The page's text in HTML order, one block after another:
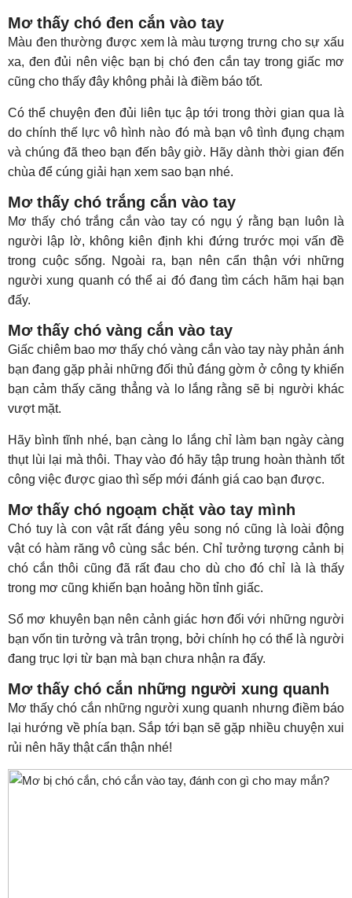
Mơ thấy chó đen cắn vào tay
Màu đen thường được xem là màu tượng trưng cho sự xấu
xa, đen đủi nên việc bạn bị chó đen cắn tay trong giấc mơ
cũng cho thấy đây không phải là điềm báo tốt.
Có thể chuyện đen đủi liên tục ập tới trong thời gian qua là
do chính thế lực vô hình nào đó mà bạn vô tình đụng chạm
và chúng đã theo bạn đến bây giờ. Hãy dành thời gian đến
chùa để cúng giải hạn xem sao bạn nhé.
Mơ thấy chó trắng cắn vào tay
Mơ thấy chó trắng cắn vào tay có ngụ ý rằng bạn luôn là
người lập lờ, không kiên định khi đứng trước mọi vấn đề
trong cuộc sống. Ngoài ra, bạn nên cẩn thận với những
người xung quanh có thể ai đó đang tìm cách hãm hại bạn
đấy.
Mơ thấy chó vàng cắn vào tay
Giấc chiêm bao mơ thấy chó vàng cắn vào tay này phản ánh
bạn đang gặp phải những đối thủ đáng gờm ở công ty khiến
bạn cảm thấy căng thẳng và lo lắng rằng sẽ bị người khác
vượt mặt.
Hãy bình tĩnh nhé, bạn càng lo lắng chỉ làm bạn ngày càng
thụt lùi lại mà thôi. Thay vào đó hãy tập trung hoàn thành tốt
công việc được giao thì sếp mới đánh giá cao bạn được.
Mơ thấy chó ngoạm chặt vào tay mình
Chó tuy là con vật rất đáng yêu song nó cũng là loài động
vật có hàm răng vô cùng sắc bén. Chỉ tưởng tượng cảnh bị
chó cắn thôi cũng đã rất đau cho dù cho đó chỉ là là thấy
trong mơ cũng khiến bạn hoảng hồn tỉnh giấc.
Sổ mơ khuyên bạn nên cảnh giác hơn đối với những người
bạn vốn tin tưởng và trân trọng, bởi chính họ có thể là người
đang trục lợi từ bạn mà bạn chưa nhận ra đấy.
Mơ thấy chó cắn những người xung quanh
Mơ thấy chó cắn những người xung quanh nhưng điềm báo
lại hướng về phía bạn. Sắp tới bạn sẽ gặp nhiều chuyện xui
rủi nên hãy thật cẩn thận nhé!